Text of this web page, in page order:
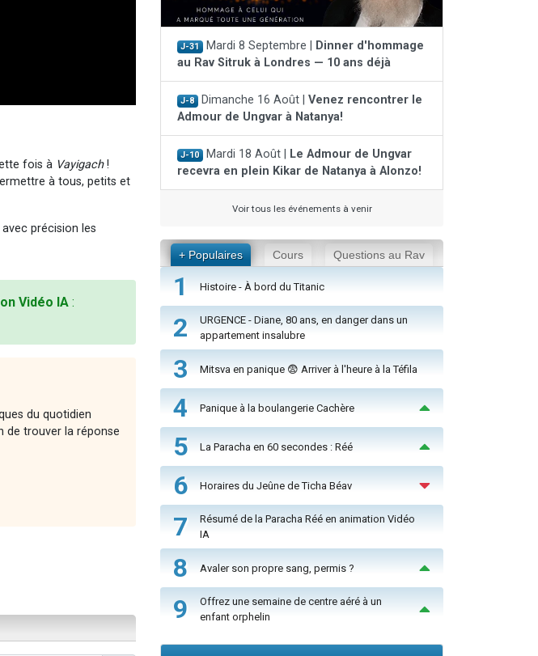
fois à Vayigach!
à tous, petits et
précision les
Vidéo IA:
du quotidien
de trouver la réponse
J-31 Mardi 8 Septembre |
Dinner d'hommage
au Rav Sitruk à Londres — 10 ans déjà
J-8 Dimanche 16 Août | Venez rencontrer le
Admour de Ungvar à Natanya!
J-10 Mardi 18 Août |
Le Admour de Ungvar
recevra en plein Kikar de Natanya à Alonzo!
Voir tous les événements à venir
+ Populaires Cours Questions au Rav
1 Histoire - À bord du Titanic
2
URGENCE - Diane, 80 ans, en danger dans un
appartement insalubre
3 Mitsva en panique 😨 Arriver à l'heure à la Téfila
4 Panique à la boulangerie Cachère
5 La Paracha en 60 secondes : Réé
6 Horaires du Jeûne de Ticha Béav
7
Résumé de la Paracha Réé en animation Vidéo
IA
8 Avaler son propre sang, permis ?
9
Offrez une semaine de centre aéré à un
enfant orphelin